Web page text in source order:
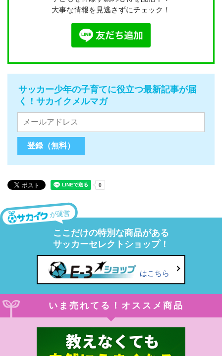
大事な情報を見逃さずにチェック！
サッカー少年の子育てに役立つ最新記事が届
く！サカイクメルマガ
が運営
ここだけの特別な商品がある
サッカーセレクトショップ！
はこちら
いま売れてる！オススメ商品